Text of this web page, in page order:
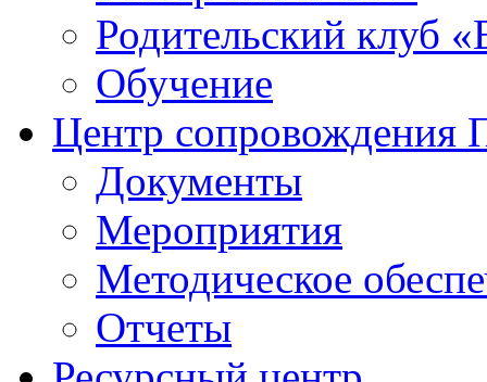
Родительский клуб
Обучение
Центр сопровождения
Документы
Мероприятия
Методическое
Отчеты